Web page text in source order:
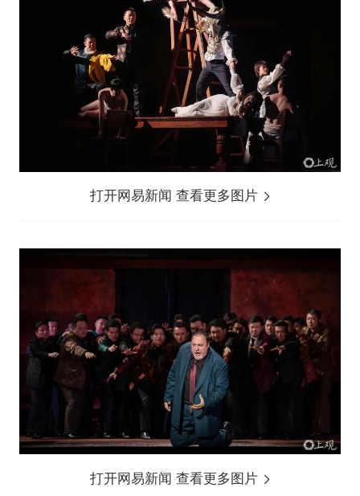
打开网易新闻 查看更多图片
打开网易新闻 查看更多图片